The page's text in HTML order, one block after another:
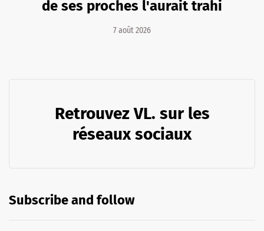
de ses proches l'aurait trahi
7 août 2026
Retrouvez VL. sur les
réseaux sociaux
Subscribe and follow